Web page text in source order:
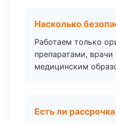
Насколько
Работаем только
препаратами,
медицинским
Есть ли